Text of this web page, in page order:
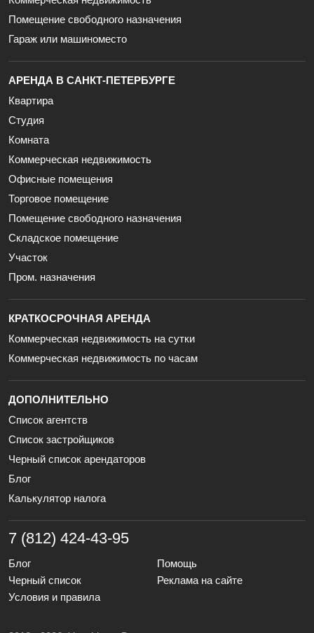
Помещение свободного назначения
Гараж или машиноместо
АРЕНДА В САНКТ-ПЕТЕРБУРГЕ
Квартира
Студия
Комната
Коммерческая недвижимость
Офисные помещения
Торговое помещение
Помещение свободного назначения
Складское помещение
Участок
Пром. назначения
КРАТКОСРОЧНАЯ АРЕНДА
Коммерческая недвижимость на сутки
Коммерческая недвижимость по часам
ДОПОЛНИТЕЛЬНО
Список агентств
Список застройщиков
Черный список арендаторов
Блог
Калькулятор налога
7 (812) 424-43-95
Блог
Помощь
Черный список
Реклама на сайте
Условия и правила